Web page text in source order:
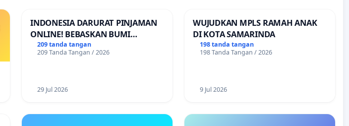
INDONESIA DARURAT PINJAMAN
ONLINE! BEBASKAN BUMI
PERTIWI DARI TEROR PINJAMAN
ONLINE! TUTUP PINJOL!
209 tanda tangan
209 Tanda Tangan / 2026
29 Jul 2026
WUJUDKAN MPLS RAMAH ANAK
DI KOTA SAMARINDA
198 tanda tangan
198 Tanda Tangan / 2026
9 Jul 2026